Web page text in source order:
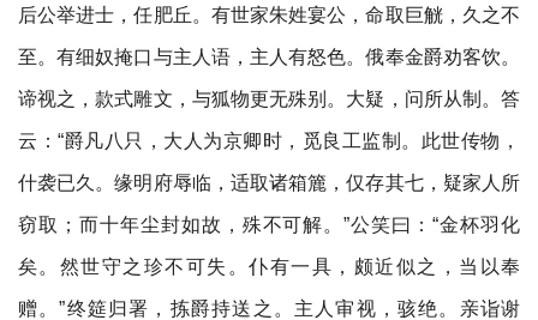
后公举进士，任肥丘。有世家朱姓宴公，命取巨觥，久之不
至。有细奴掩口与主人语，主人有怒色。俄奉金爵劝客饮。
谛视之，款式雕文，与狐物更无殊别。大疑，问所从制。答
云：“爵凡八只，大人为京卿时，觅良工监制。此世传物，
什袭已久。缘明府辱临，适取诸箱簏，仅存其七，疑家人所
窃取；而十年尘封如故，殊不可解。”公笑曰：“金杯羽化
矣。然世守之珍不可失。仆有一具，颇近似之，当以奉
赠。”终筵归署，拣爵持送之。主人审视，骇绝。亲诣谢